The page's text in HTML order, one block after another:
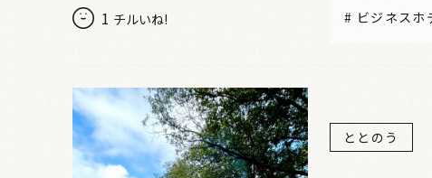
1 チルいね! # ビジネスホ
ととのう